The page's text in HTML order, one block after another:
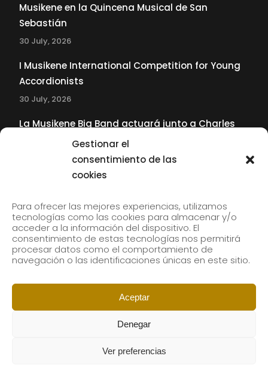
Gestionar el
consentimiento de las
cookies
Para ofrecer las mejores experiencias, utilizamos
tecnologías como las cookies para almacenar y/o
acceder a la información del dispositivo. El
consentimiento de estas tecnologías nos permitirá
procesar datos como el comportamiento de
navegación o las identificaciones únicas en este sitio.
Aceptar
Denegar
Ver preferencias
Musikene en la Quincena Musical de San
Sebastián
30 July, 2026
I Musikene International Competition for Young
Accordionists
30 July, 2026
La Musikene Big Band actuará junto a Charles
Tolliver en el 61 Jazzaldia
Subscribe to our newsletter to receive our news by
email.